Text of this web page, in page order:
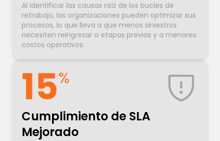
Al identificar las causas raíz de los bucles de
retrabajo, las organizaciones pueden optimizar sus
procesos, lo que lleva a que menos siniestros
necesiten reingresar a etapas previas y a menores
costos operativos.
15%
Cumplimiento de SLA
Mejorado